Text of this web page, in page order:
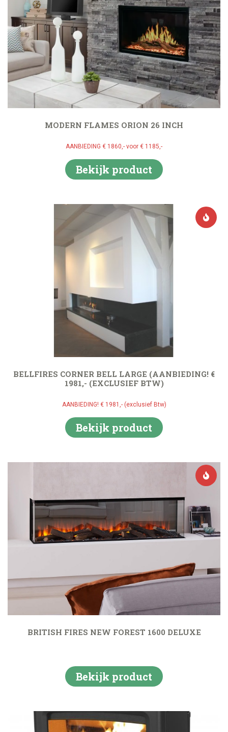
MODERN FLAMES ORION 26 INCH
AANBIEDING € 1860,- voor € 1185,-
Bekijk product
BELLFIRES CORNER BELL LARGE (AANBIEDING! €
1981,- (EXCLUSIEF BTW)
AANBIEDING! € 1981,- (exclusief Btw)
Bekijk product
BRITISH FIRES NEW FOREST 1600 DELUXE
Bekijk product